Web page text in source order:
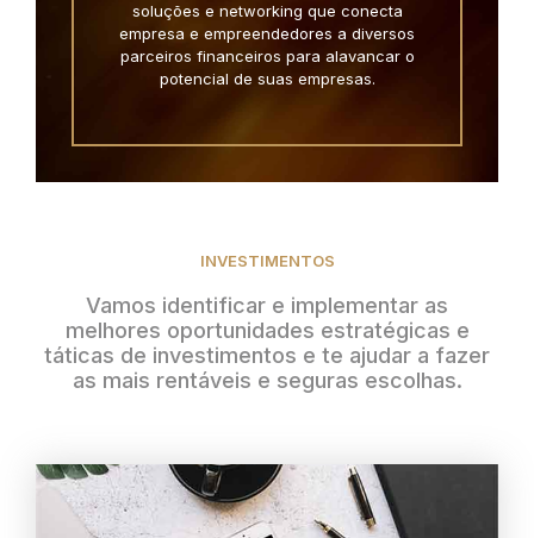
soluções e networking que conecta
empresa e empreendedores a diversos
parceiros financeiros para alavancar o
potencial de suas empresas.
INVESTIMENTOS
Vamos identificar e implementar as
melhores oportunidades estratégicas e
táticas de investimentos e te ajudar a fazer
as mais rentáveis e seguras escolhas.